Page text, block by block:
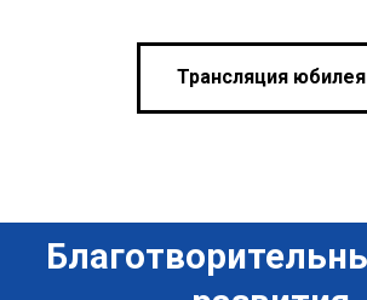
Трансляция юбилея
Политика конфиденциальности